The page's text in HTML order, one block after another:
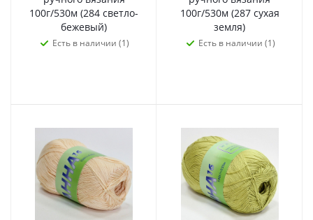
100г/530м (284 светло-
бежевый)
Есть в наличии (1)
100г/530м (287 сухая
земля)
Есть в наличии (1)